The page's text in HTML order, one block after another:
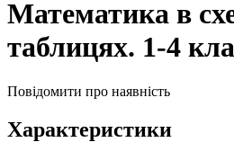
Математика в
таблицях. 1-4
Повідомити про наявність
Характеристики